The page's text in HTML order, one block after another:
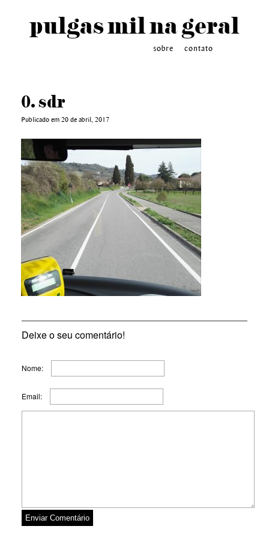
pulgas mil na geral
contato
sobre
0. sdr
Publicado em 20 de abril, 2017
Deixe o seu comentário!
Nome:
Email: